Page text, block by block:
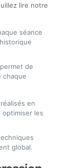
lire notre
séance
de
chaque
en
optimiser les
global.